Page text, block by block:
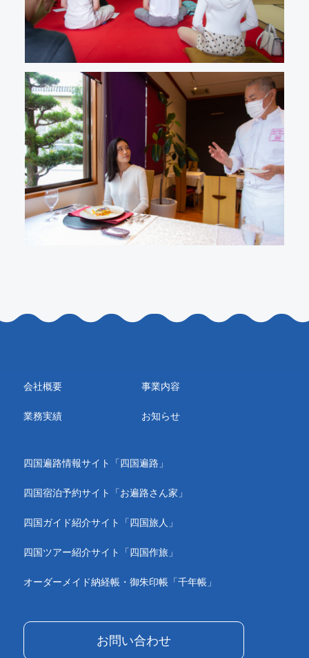
会社概要 事業内容
業務実績 お知らせ
四国遍路情報サイト「四国遍路」
四国宿泊予約サイト「お遍路さん家」
四国ガイド紹介サイト「四国旅人」
四国ツアー紹介サイト「四国作旅」
オーダーメイド納経帳・御朱印帳「千年帳」
お問い合わせ